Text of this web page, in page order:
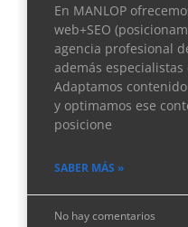
En MANLOP
web+SEO
agencia profesional
además
Adaptamos
y optimamos ese
posicione
SABER MÁS »
No hay comentarios